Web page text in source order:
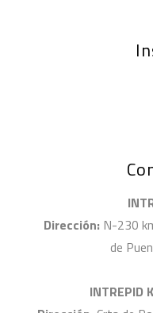
Dirección: N-230
de
INTREPID